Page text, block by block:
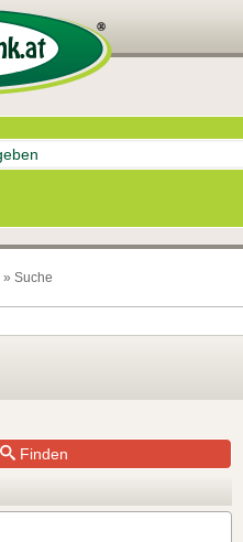
» Suche
Finden